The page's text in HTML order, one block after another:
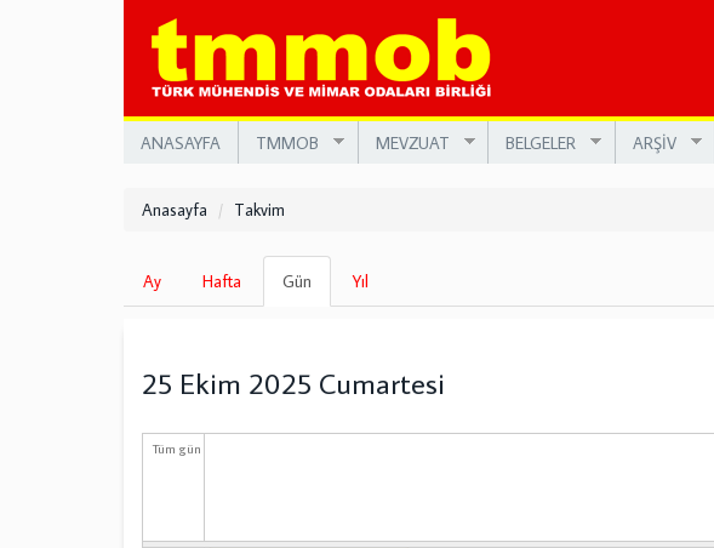
ANASAYFA TMMOB MEVZUAT BELGELER ARŞİV
Anasayfa Takvim
Birincil
sekmeler
Ay Hafta Gün
sekme)
Yıl
25 Ekim 2025 Cumartesi
Tüm gün